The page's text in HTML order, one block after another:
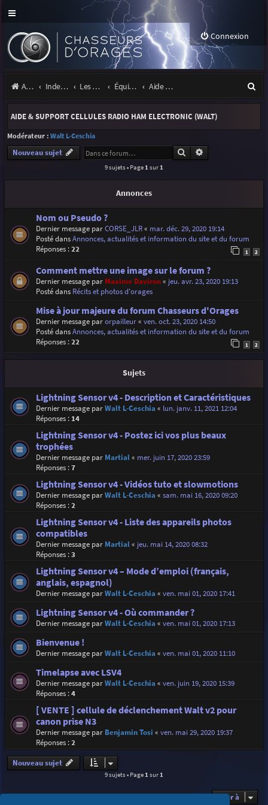
Connexion
Accueil Index du forum Les orages Équipement Aide & support cellules Radio Ham Electronic (Walt)
e
h
r
AIDE & SUPPORT CELLULES RADIO HAM ELECTRONIC (WALT)
Modérateur : Walt L-Ceschia
Nouveau sujet Rechercher
9 sujets • Page1sur1
Annonces
Nom ou Pseudo ?
Dernier message parCORSE_JLR« mar. déc. 29, 2020 19:14
Posté dansAnnonces, actualités et information du site et du forum
Réponses :22 1 2
Comment mettre une image sur le forum ?
Dernier message par Maxime Daviron« jeu. avr. 23, 2020 19:13
Posté dans Récits et photos d'orages
Mise à jour majeure du forum Chasseurs d'Orages
Dernier message parorpailleur« ven. oct. 23, 2020 14:50
Posté dansAnnonces, actualités et information du site et du forum
Réponses :22 1 2
Sujets
Lightning Sensor v4 - Description et Caractéristiques
Dernier message parWalt L-Ceschia « lun. janv. 11, 2021 12:04
Réponses : 14
Lightning Sensor v4 - Postez ici vos plus beaux
trophées
Dernier message par Martial« mer. juin 17, 2020 23:59
Réponses :7
Lightning Sensor v4 - Vidéos tuto et slowmotions
Dernier message parWalt L-Ceschia « sam. mai 16, 2020 09:20
Réponses :2
Lightning Sensor v4 - Liste des appareils photos
compatibles
Dernier message par Martial« jeu. mai 14, 2020 08:32
Réponses :3
Lightning Sensor v4 – Mode d’emploi (français,
anglais, espagnol)
Dernier message parWalt L-Ceschia « ven. mai 01, 2020 17:41
Lightning Sensor v4 - Où commander ?
Dernier message parWalt L-Ceschia « ven. mai 01, 2020 17:13
Bienvenue !
Dernier message parWalt L-Ceschia « ven. mai 01, 2020 11:10
Timelapse avec LSV4
Dernier message parWalt L-Ceschia « ven. juin 19, 2020 15:39
Réponses :4
[ VENTE ] cellule de déclenchement Walt v2 pour
canon prise N3
Dernier message par Benjamin Tosi « ven. mai 29, 2020 19:37
Réponses :2
Nouveau sujet
9 sujets • Page1sur1
Aller à